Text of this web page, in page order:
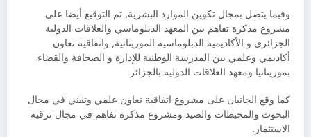
وفيما يتصل بمجال تكوين الموارد البشرية, تم التوقيع أيضا على
مشروع مذكرة تفاهم بين المعهد الدبلوماسي والعلاقات الدولية
الجزائري و الأكاديمية الدبلوماسية الموريتانية, واتفاقية تعاون
أكاديمي وعلمي بين المدرسة الوطنية للإدارة و الصحافة والقضاء
بموريتانيا ومعهد العلاقات الدولية بالجزائر.
كما وقع الجانبان على مشروع اتفاقية تعاون علمي وتقني في مجال
البحوث والمحيطات والصيد ومشروع مذكرة تفاهم في مجال ترقية
الاستثمار.